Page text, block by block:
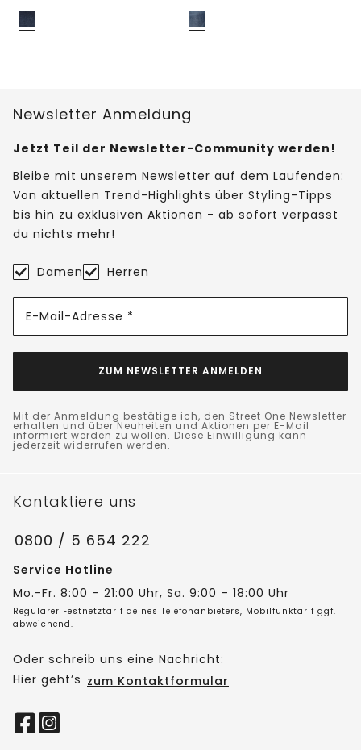
Newsletter Anmeldung
Jetzt Teil der Newsletter-Community werden!
Bleibe mit unserem Newsletter auf dem Laufenden:
Von aktuellen Trend-Highlights über Styling-Tipps
bis hin zu exklusiven Aktionen - ab sofort verpasst
du nichts mehr!
Damen Herren
E-Mail-Adresse *
ZUM NEWSLETTER ANMELDEN
Mit der Anmeldung bestätige ich, den Street One Newsletter
erhalten und über Neuheiten und Aktionen per E-Mail
informiert werden zu wollen. Diese Einwilligung kann
jederzeit widerrufen werden.
Kontaktiere uns
0800 / 5 654 222
Service Hotline
Mo.-Fr. 8:00 – 21:00 Uhr, Sa. 9:00 – 18:00 Uhr
Regulärer Festnetztarif deines Telefonanbieters, Mobilfunktarif ggf.
abweichend.
Oder schreib uns eine Nachricht:
Hier geht’s zum Kontaktformular